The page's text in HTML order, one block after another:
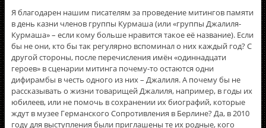
Я благодарен нашим писателям за проведение митингов памяти
в день казни членов группы Курмаша (или «группы Джалиля-
Курмаша» – если кому больше нравится такое её название). Если
бы не они, кто бы так регулярно вспоминал о них каждый год? С
другой стороны, после перечисления имён «одиннадцати
героев» в сценарии митинга почему-то остаются одни
дифирамбы в честь одного из них – Джалиля. А почему бы не
рассказывать о жизни товарищей Джалиля, например, в годы их
юбилеев, или не помочь в сохранении их биографий, которые
ждут в музее Германского Сопротивления в Берлине? Да, в 2010
году для выступления были приглашены те их родные, кого